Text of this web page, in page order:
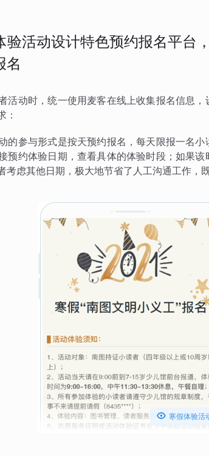
验活动设计特色预约报名平台
名
活动时，统一使用麦客在线上收集报名信息
：
的参与形式是按天预约报名，每天限报一名
预约体验日期，查看具体的体验时段；如果
考虑其他日期，极大地节省了人工沟通工作，既
 寒假体验活